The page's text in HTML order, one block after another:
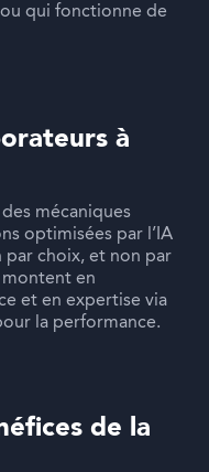
qui fonctionne de
à
mécaniques
optimisées par l’IA
choix, et non par
en
et en expertise via
la performance.
de la